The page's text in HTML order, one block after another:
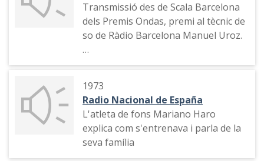
Transmissió des de Scala Barcelona
dels Premis Ondas, premi al tècnic de
so de Ràdio Barcelona Manuel Uroz.
Pregunta a Manuel Martín Ferran
Retorn de la connexió als estudis de
la Cadena SER a Madrrid.
1973
Radio Nacional de España
L'atleta de fons Mariano Haro
explica com s'entrenava i parla de la
seva família